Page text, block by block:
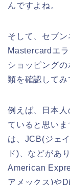
んですよね。
そして、セブ
Mastercardエ
ショッピング
類を確認してみ
例えば、日本
ていると思い
は、JCB(ジェ
ド)、などがあ
American
アメックス)や